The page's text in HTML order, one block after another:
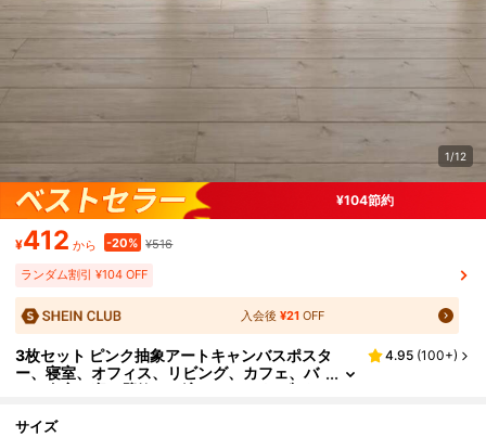
1/12
¥104節約
¥412 から -20% ¥516
ランダム割引 ¥104 OFF
入会後¥21 OFF
3枚セット ピンク抽象アートキャンバスポスタ
ー、寝室、オフィス、リビング、カフェ、バ
ー、自宅、寮の壁飾りに適しています、額な
4.95 (100+)
サイズ